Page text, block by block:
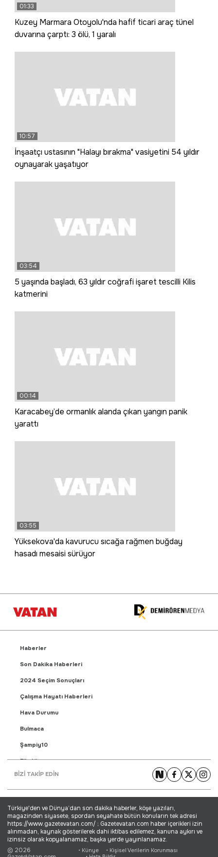
01:33
Kuzey Marmara Otoyolu'nda hafif ticari araç tünel
duvarına çarptı: 3 ölü, 1 yaralı
10:57
İnşaatçı ustasının "Halayı bırakma" vasiyetini 54 yıldır
oynayarak yaşatıyor
03:54
5 yaşında başladı, 63 yıldır coğrafi işaret tescilli Kilis
katmerini
00:14
Karacabey’de ormanlık alanda çıkan yangın panik
yarattı
03:55
Yüksekova'da kavurucu sıcağa rağmen buğday
hasadı mesaisi sürüyor
Haberler
Son Dakika Haberleri
2024 Seçim Sonuçları
Çalışma Hayatı Haberleri
Hava Durumu
Bulmaca
Şampiy10
Fikstür
Puan Durumu
Yaşam Haberleri
Ekonomi Haberleri
Dünya Haberleri
BİZİ TAKİP EDİN
Türkiye'den ve Dünya’dan son dakika haberler, köşe yazıları,
magazinden siyasete, spordan seyahate bütün konuların tek adresi
https://www.gazetevatan.com/ ; Gazetevatan.com haber içerikleri izin
alınmadan, kaynak gösterilerek dahi iktibas edilemez, kanuna aykırı ve
izinsiz olarak kopyalanamaz, başka yerde yayınlanamaz.
© 2026
• Künye
• Kişisel Verilerin Korunması